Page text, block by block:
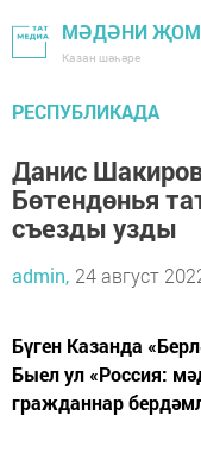
МӘДӘНИ
Казан шәһәре
РЕСПУБЛИКАДА
Данис
Бөтендөнья
съезды узды
admin, 24 август
Бүген Казанда
Быел ул «Россия:
гражданнар